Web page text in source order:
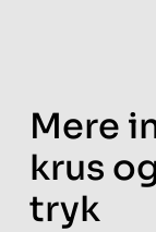
Mere
krus
tryk